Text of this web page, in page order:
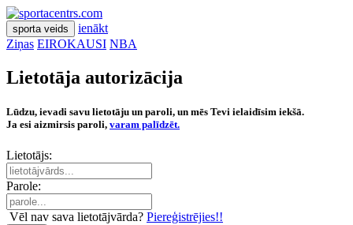
sporta veids
ienākt
Ziņas EIROKAUSI NBA
Lietotāja autorizācija
Lūdzu, ievadi savu lietotāju un paroli, un mēs Tevi ielaidīsim iekšā.
Ja esi aizmirsis paroli, varam palīdzēt.
Lietotājs:
Parole:
Vēl nav sava lietotājvārda? Piereģistrējies!!